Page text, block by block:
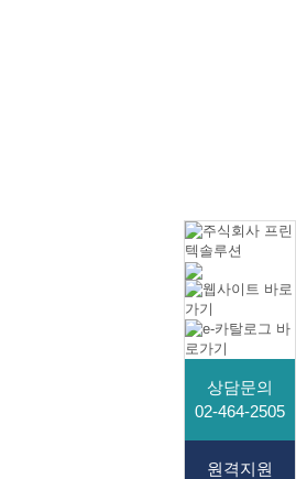
상담문의
02-464-2505
원격지원